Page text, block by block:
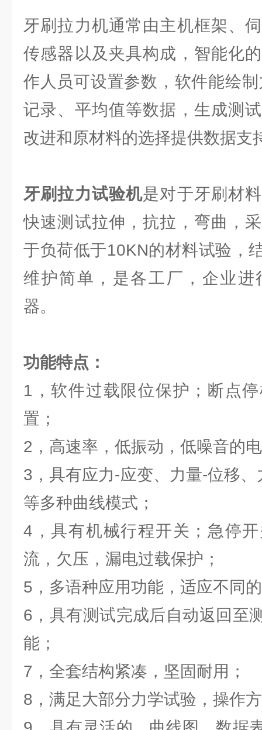
牙刷拉力机通常由主机框架、
传感器以及夹具构成，智能化
作人员可设置参数，软件能绘
记录、平均值等数据，生成测
改进和原材料的选择提供数据支
牙刷拉力试验机是对于牙刷材
快速测试拉伸，抗拉，弯曲，
于负荷低于10KN的材料试验，
维护简单，是各工厂，企业进
器。
功能特点：
1，软件过载限位保护；断点
置；
2，高速率，低振动，低噪音的
3，具有应力-应变、力量-位移
等多种曲线模式；
4，具有机械行程开关；急停
流，欠压，漏电过载保护；
5，多语种应用功能，适应不同
6，具有测试完成后自动返回至
能；
7，全套结构紧凑，坚固耐用；
8，满足大部分力学试验，操作